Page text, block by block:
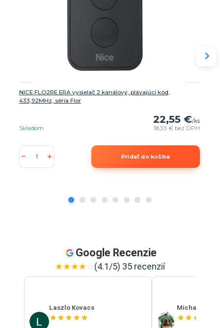
NICE FLO2RE ERA vysielač 2 kanálový, plávajúci kód,
433,92MHz, séria Flor
22,55 €/ks
18,33 € bez DPH
Skladom
Pridať do košíka
Google Recenzie
★★★★☆(4.1/5) 35 recenzií
Laszlo Kovacs
★★★★★
Michal Szabo
★★★